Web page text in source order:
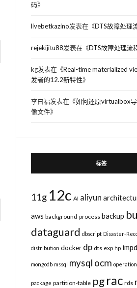
码》
livebetkazino发表在《DTS故障处理
rejekijitu88发表在《DTS故障处理流
kg发表在《Real-time materialized
发者的12.2新特性》
李曰福发表在《如何还原virtualbox
像文件》
标签
11g 12c AI aliyun
aws background-process backup
dataguard dbscript Disaster-
distribution docker dp dts exp hp
mongodb mssql mysql ocm operation
package partition-table pgrac rds